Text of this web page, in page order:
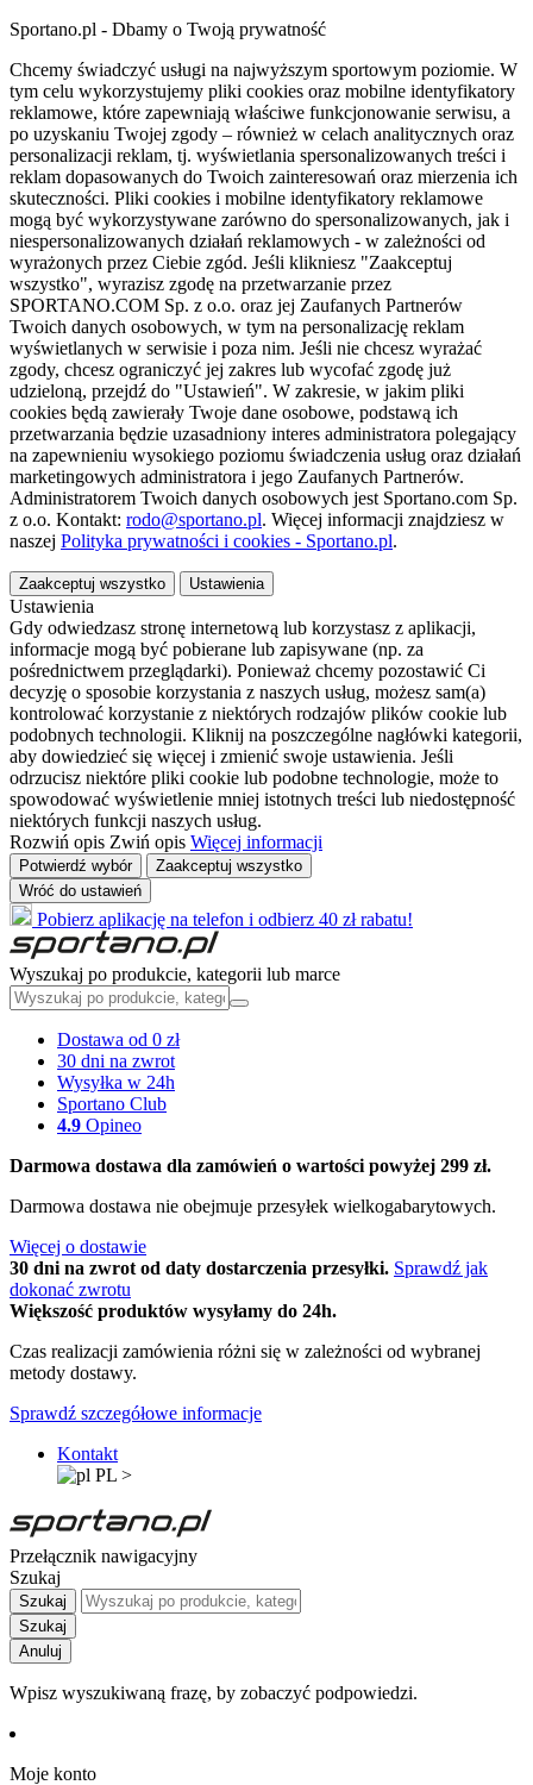
Sportano.pl - Dbamy o Twoją prywatność
Chcemy świadczyć usługi na najwyższym sportowym poziomie. W
tym celu wykorzystujemy pliki cookies oraz mobilne identyfikatory
reklamowe, które zapewniają właściwe funkcjonowanie serwisu, a
po uzyskaniu Twojej zgody – również w celach analitycznych oraz
personalizacji reklam, tj. wyświetlania spersonalizowanych treści i
reklam dopasowanych do Twoich zainteresowań oraz mierzenia ich
skuteczności. Pliki cookies i mobilne identyfikatory reklamowe
mogą być wykorzystywane zarówno do spersonalizowanych, jak i
niespersonalizowanych działań reklamowych - w zależności od
wyrażonych przez Ciebie zgód. Jeśli klikniesz "Zaakceptuj
wszystko", wyrazisz zgodę na przetwarzanie przez
SPORTANO.COM Sp. z o.o. oraz jej Zaufanych Partnerów
Twoich danych osobowych, w tym na personalizację reklam
wyświetlanych w serwisie i poza nim. Jeśli nie chcesz wyrażać
zgody, chcesz ograniczyć jej zakres lub wycofać zgodę już
udzieloną, przejdź do "Ustawień". W zakresie, w jakim pliki
cookies będą zawierały Twoje dane osobowe, podstawą ich
przetwarzania będzie uzasadniony interes administratora polegający
na zapewnieniu wysokiego poziomu świadczenia usług oraz działań
marketingowych administratora i jego Zaufanych Partnerów.
Administratorem Twoich danych osobowych jest Sportano.com Sp.
z o.o. Kontakt: rodo@sportano.pl. Więcej informacji znajdziesz w
naszej Polityka prywatności i cookies - Sportano.pl.
Zaakceptuj wszystko Ustawienia
Ustawienia
Gdy odwiedzasz stronę internetową lub korzystasz z aplikacji,
informacje mogą być pobierane lub zapisywane (np. za
pośrednictwem przeglądarki). Ponieważ chcemy pozostawić Ci
decyzję o sposobie korzystania z naszych usług, możesz sam(a)
kontrolować korzystanie z niektórych rodzajów plików cookie lub
podobnych technologii. Kliknij na poszczególne nagłówki kategorii,
aby dowiedzieć się więcej i zmienić swoje ustawienia. Jeśli
odrzucisz niektóre pliki cookie lub podobne technologie, może to
spowodować wyświetlenie mniej istotnych treści lub niedostępność
niektórych funkcji naszych usług.
Rozwiń opis Zwiń opis Więcej informacji
Potwierdź wybór
Zaakceptuj wszystko
Wróć do ustawień
Pobierz aplikację na telefon i odbierz 40 zł rabatu!
Wyszukaj po produkcie, kategorii lub marce
Dostawa od 0 zł
30 dni na zwrot
Wysyłka w 24h
Sportano Club
4.9 Opineo
Darmowa dostawa dla zamówień o wartości powyżej 299 zł.
Darmowa dostawa nie obejmuje przesyłek wielkogabarytowych.
Więcej o dostawie
30 dni na zwrot od daty dostarczenia przesyłki. Sprawdź jak
dokonać zwrotu
Większość produktów wysyłamy do 24h.
Czas realizacji zamówienia różni się w zależności od wybranej
metody dostawy.
Sprawdź szczegółowe informacje
Kontakt
PL >
Przełącznik nawigacyjny
Szukaj
Szukaj
Szukaj
Anuluj
Wpisz wyszukiwaną frazę, by zobaczyć podpowiedzi.
Moje konto